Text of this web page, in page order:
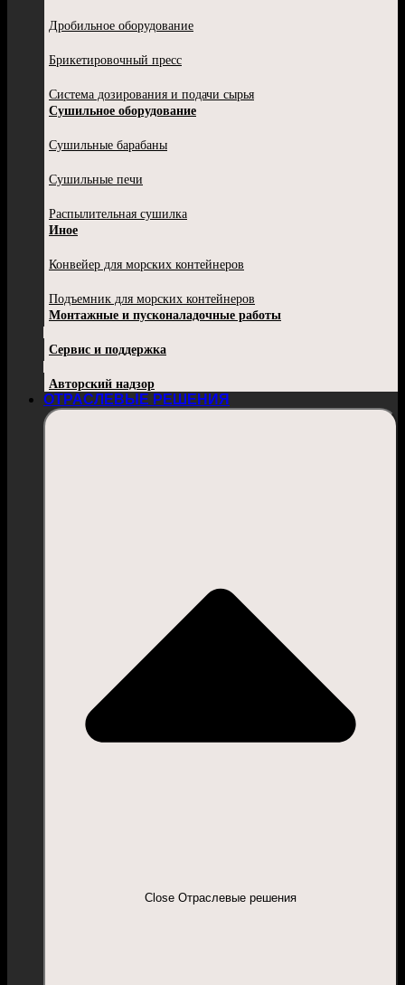
Дробильное оборудование
Брикетировочный пресс
Система дозирования и подачи сырья
Сушильное оборудование
Сушильные барабаны
Сушильные печи
Распылительная сушилка
Иное
Конвейер для морских контейнеров
Подъемник для морских контейнеров
Монтажные и пусконаладочные работы
Сервис и поддержка
Авторский надзор
ОТРАСЛЕВЫЕ РЕШЕНИЯ
Close Отраслевые решения